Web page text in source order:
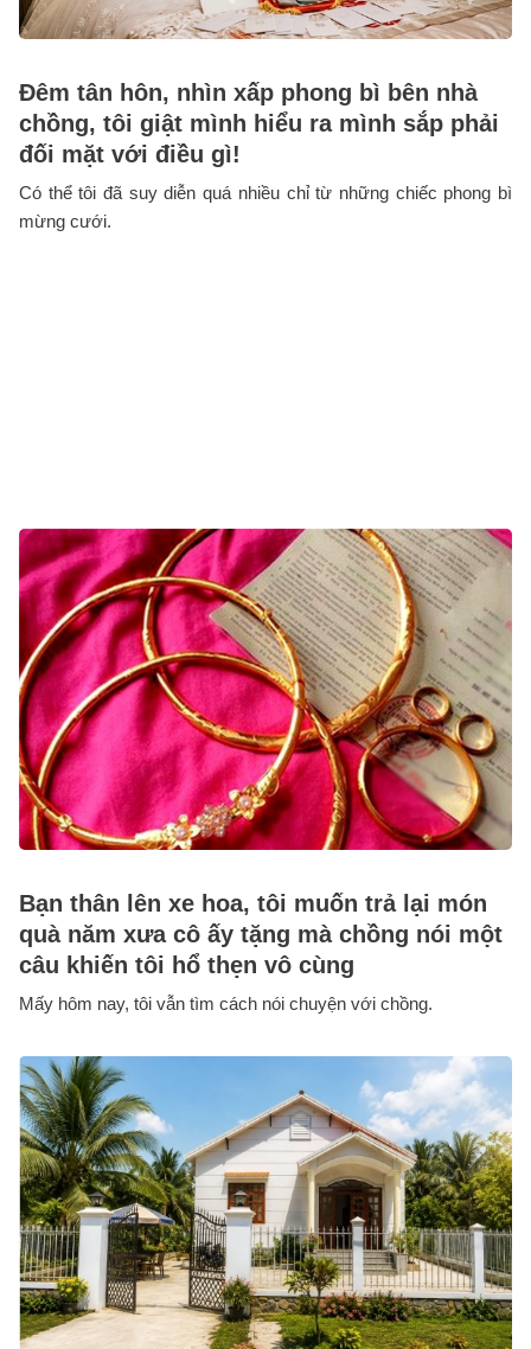
Đêm tân hôn, nhìn xấp phong bì bên nhà
chồng, tôi giật mình hiểu ra mình sắp phải
đối mặt với điều gì!
Có thể tôi đã suy diễn quá nhiều chỉ từ những chiếc phong bì
mừng cưới.
Bạn thân lên xe hoa, tôi muốn trả lại món
quà năm xưa cô ấy tặng mà chồng nói một
câu khiến tôi hổ thẹn vô cùng
Mấy hôm nay, tôi vẫn tìm cách nói chuyện với chồng.